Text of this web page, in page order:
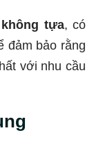
tựa, có
đảm bảo rằng
với nhu cầu